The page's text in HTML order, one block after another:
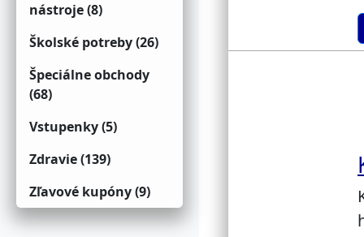
nástroje (8)
Školské potreby (26)
Špeciálne obchody
(68)
Vstupenky (5)
Zdravie (139)
Zľavové kupóny (9)